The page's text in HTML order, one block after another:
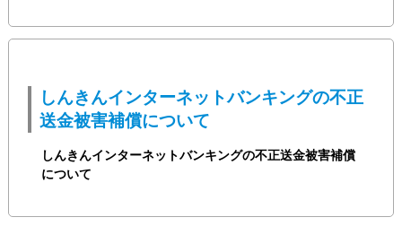
しんきんインターネットバンキングの不正
送金被害補償について
しんきんインターネットバンキングの不正送金被害補償
について